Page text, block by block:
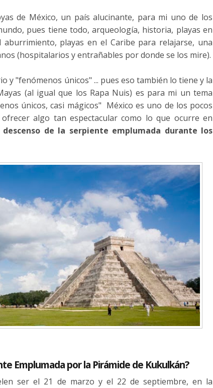
de México, un país alucinante, para mi uno de los
pues tiene todo, arqueología, historia, playas en
playas en el Caribe para relajarse, una
(hospitalarios y entrañables por donde se los mire).
y "fenómenos únicos" ... pues eso también lo tiene y la
(al igual que los Rapa Nuis) es para mi un tema
únicos, casi mágicos" México es uno de los pocos
algo tan espectacular como lo que ocurre en
de la serpiente emplumada durante los
Emplumada por la Pirámide de Kukulkán?
ser el 21 de marzo y el 22 de septiembre, en la